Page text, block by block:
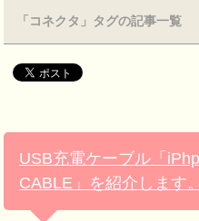
「コネクタ」タグの記事一覧
USB充電ケーブル「
CABLE」を紹介します。